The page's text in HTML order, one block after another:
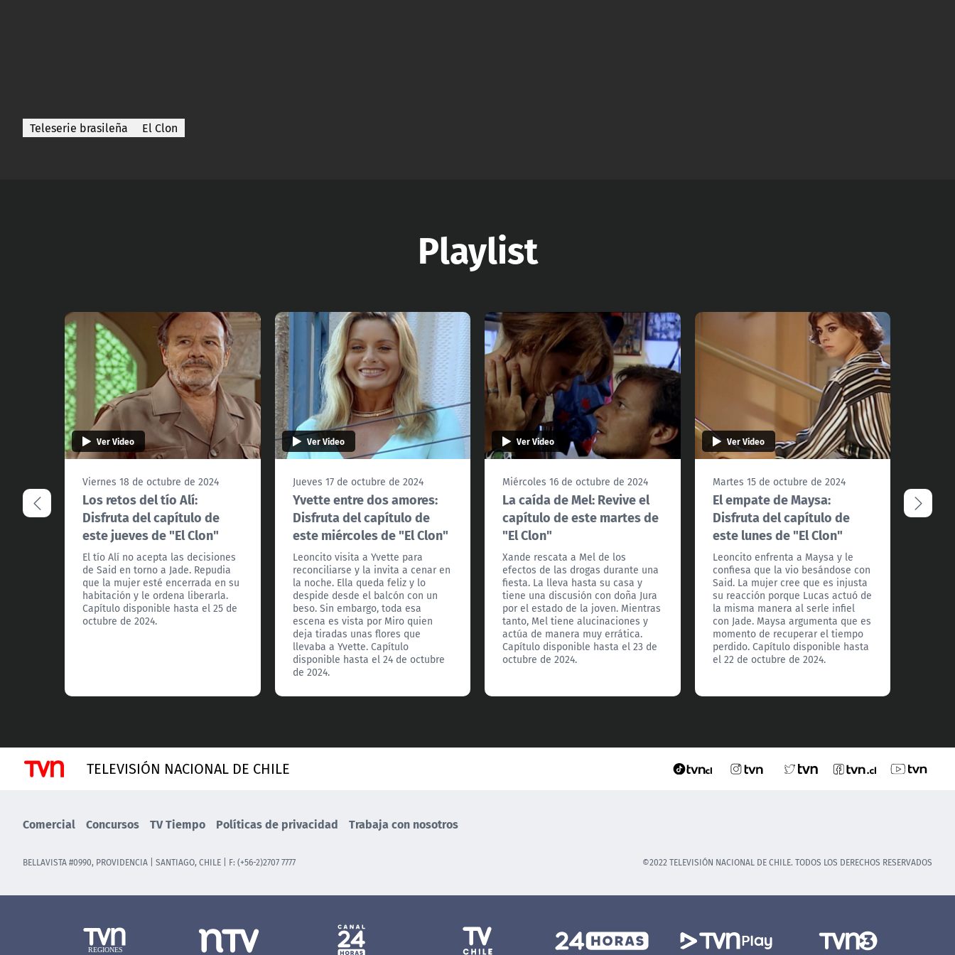
Teleserie brasileña El Clon
Playlist
Ver Video
Viernes 18 de octubre de 2024
Los retos del tío Alí:
Disfruta del capítulo de
este jueves de "El Clon"
El tío Alí no acepta las decisiones
de Said en torno a Jade. Repudia
que la mujer esté encerrada en su
habitación y le ordena liberarla.
Capítulo disponible hasta el 25 de
octubre de 2024.
Ver Video
Jueves 17 de octubre de 2024
Yvette entre dos amores:
Disfruta del capítulo de
este miércoles de "El Clon"
Leoncito visita a Yvette para
reconciliarse y la invita a cenar en
la noche. Ella queda feliz y lo
despide desde el balcón con un
beso. Sin embargo, toda esa
escena es vista por Miro quien
deja tiradas unas flores que
llevaba a Yvette. Capítulo
disponible hasta el 24 de octubre
de 2024.
Ver Video
Miércoles 16 de octubre de 2024
La caída de Mel: Revive el
capítulo de este martes de
"El Clon"
Xande rescata a Mel de los
efectos de las drogas durante una
fiesta. La lleva hasta su casa y
tiene una discusión con doña Jura
por el estado de la joven. Mientras
tanto, Mel tiene alucinaciones y
actúa de manera muy errática.
Capítulo disponible hasta el 23 de
octubre de 2024.
Ver Video
Martes 15 de octubre de 2024
El empate de Maysa:
Disfruta del capítulo de
este lunes de "El Clon"
Leoncito enfrenta a Maysa y le
confiesa que la vio besándose con
Said. La mujer cree que es injusta
su reacción porque Lucas actuó de
la misma manera al serle infiel
con Jade. Maysa argumenta que es
momento de recuperar el tiempo
perdido. Capítulo disponible hasta
el 22 de octubre de 2024.
TELEVISIÓN NACIONAL DE CHILE
Comercial Concursos TV Tiempo Políticas de privacidad Trabaja con nosotros
BELLAVISTA #0990, PROVIDENCIA | SANTIAGO, CHILE | F: (+56-2)2707 7777 ©2022 TELEVISIÓN NACIONAL DE CHILE. TODOS LOS DERECHOS RESERVADOS